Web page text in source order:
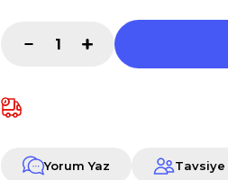
Yorum Yaz Tavsiye